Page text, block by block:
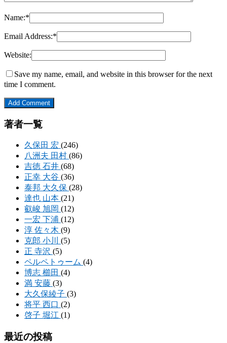
Name:*
Email Address:*
Website:
Save my name, email, and website in this browser for the next
time I comment.
著者一覧
久保田 宏 (246)
八洲夫 田村 (86)
吉徳 石井 (68)
正幸 大谷 (36)
泰邦 大久保 (28)
達也 山本 (21)
叡峻 旭岡 (12)
一宏 下浦 (12)
淳 佐々木 (9)
克郎 小川 (5)
正 寺沢 (5)
ペルペトゥーム (4)
博志 櫛田 (4)
満 安藤 (3)
大久保綾子 (3)
将平 西口 (2)
啓子 堀江 (1)
最近の投稿